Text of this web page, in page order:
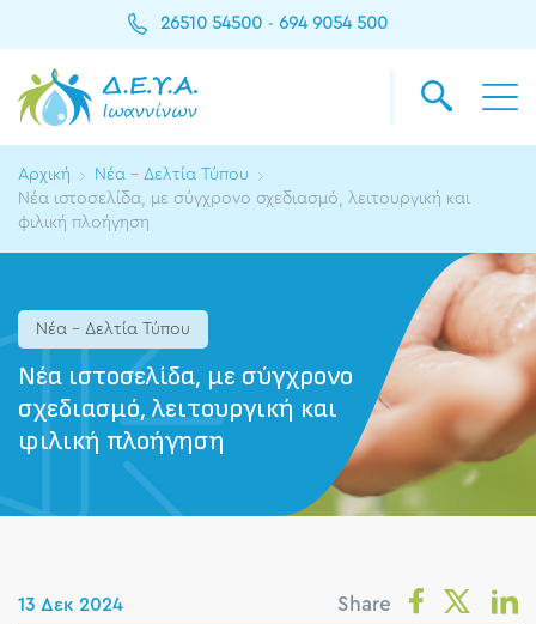
26510 54500 - 694 9054 500
Αρχική
Νέα - Δελτία Τύπου
Νέα ιστοσελίδα, με σύγχρονο σχεδιασμό, λειτουργική και
φιλική πλοήγηση
Νέα - Δελτία Τύπου
Νέα ιστοσελίδα, με σύγχρονο
σχεδιασμό, λειτουργική και
φιλική πλοήγηση
13 Δεκ 2024 Share